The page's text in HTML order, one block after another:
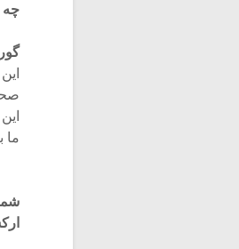
چه
ما